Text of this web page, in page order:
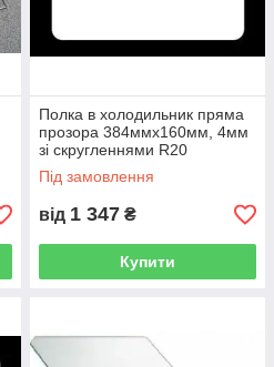
Полка в холодильник пряма
прозора 384ммх160мм, 4мм
зі скругленнями R20
Під замовлення
від 1 347 ₴
Купити